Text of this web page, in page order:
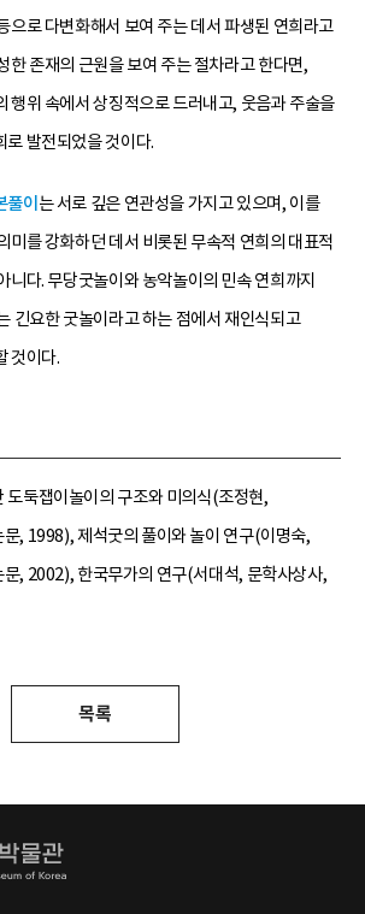
으로 다변화해서 보여 주는 데서 파생된 연희라고
한 존재의 근원을 보여 주는 절차라고 한다면,
행위 속에서 상징적으로 드러내고, 웃음과 주술을
발전되었을 것이다.
풀이 는 서로 깊은 연관성을 가지고 있으며, 이를
미를 강화하던 데서 비롯된 무속적 연희의 대표적
니다. 무당굿놀이와 농악놀이의 민속 연희까지
긴요한 굿놀이라고 하는 점에서 재인식되고
것이다.
도둑잽이놀이의 구조와 미의식(조정현,
, 1998), 제석굿의 풀이와 놀이 연구(이명숙,
, 2002), 한국무가의 연구(서대석, 문학사상사,
목록